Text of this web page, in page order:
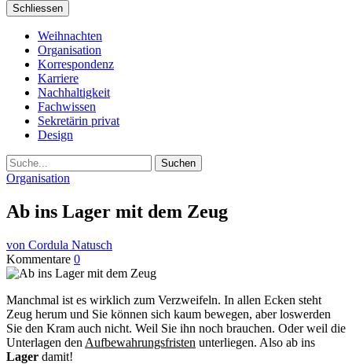
Schliessen
Weihnachten
Organisation
Korrespondenz
Karriere
Nachhaltigkeit
Fachwissen
Sekretärin privat
Design
Suche
Organisation
Ab ins Lager mit dem Zeug
von Cordula Natusch
Kommentare 0
Manchmal ist es wirklich zum Verzweifeln. In allen Ecken steht
Zeug herum und Sie können sich kaum bewegen, aber loswerden
Sie den Kram auch nicht. Weil Sie ihn noch brauchen. Oder weil die
Unterlagen den Aufbewahrungsfristen unterliegen. Also ab ins
Lager damit!